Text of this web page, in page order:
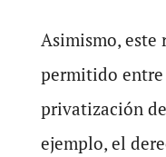
Asimismo, este
permitido entre
privatización
ejemplo, el